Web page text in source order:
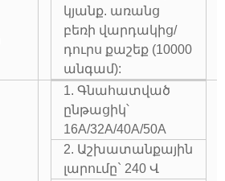
կյանք. առանց
բեռի վարդակից/
դուրս քաշեք (10000
անգամ):
1. Գնահատված
ընթացիկ՝
16A/32A/40A/50A
2. Աշխատանքային
լարումը` 240 Վ